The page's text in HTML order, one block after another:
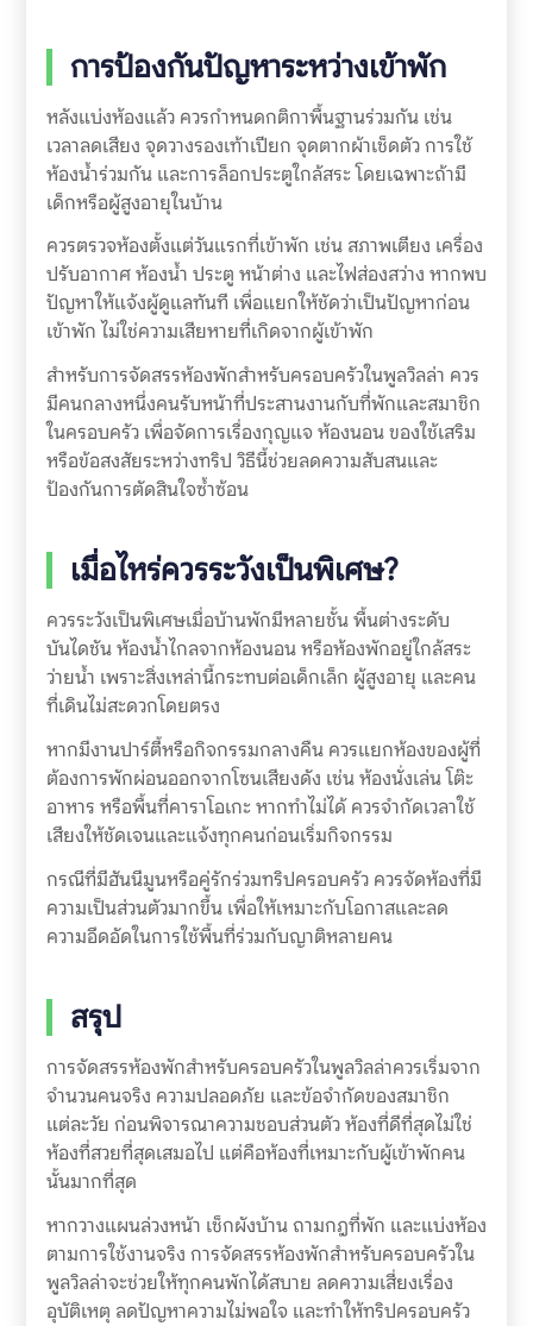
การป้องกันปัญหาระหว่างเข้าพัก
หลังแบ่งห้องแล้ว ควรกำหนดกติกาพื้นฐานร่วมกัน เช่น
เวลาลดเสียง จุดวางรองเท้าเปียก จุดตากผ้าเช็ดตัว การใช้
ห้องน้ำร่วมกัน และการล็อกประตูใกล้สระ โดยเฉพาะถ้ามี
เด็กหรือผู้สูงอายุในบ้าน
ควรตรวจห้องตั้งแต่วันแรกที่เข้าพัก เช่น สภาพเตียง เครื่อง
ปรับอากาศ ห้องน้ำ ประตู หน้าต่าง และไฟส่องสว่าง หากพบ
ปัญหาให้แจ้งผู้ดูแลทันที เพื่อแยกให้ชัดว่าเป็นปัญหาก่อน
เข้าพัก ไม่ใช่ความเสียหายที่เกิดจากผู้เข้าพัก
สำหรับการจัดสรรห้องพักสำหรับครอบครัวในพูลวิลล่า ควร
มีคนกลางหนึ่งคนรับหน้าที่ประสานงานกับที่พักและสมาชิก
ในครอบครัว เพื่อจัดการเรื่องกุญแจ ห้องนอน ของใช้เสริม
หรือข้อสงสัยระหว่างทริป วิธีนี้ช่วยลดความสับสนและ
ป้องกันการตัดสินใจซ้ำซ้อน
เมื่อไหร่ควรระวังเป็นพิเศษ?
ควรระวังเป็นพิเศษเมื่อบ้านพักมีหลายชั้น พื้นต่างระดับ
บันไดชัน ห้องน้ำไกลจากห้องนอน หรือห้องพักอยู่ใกล้สระ
ว่ายน้ำ เพราะสิ่งเหล่านี้กระทบต่อเด็กเล็ก ผู้สูงอายุ และคน
ที่เดินไม่สะดวกโดยตรง
หากมีงานปาร์ตี้หรือกิจกรรมกลางคืน ควรแยกห้องของผู้ที่
ต้องการพักผ่อนออกจากโซนเสียงดัง เช่น ห้องนั่งเล่น โต๊ะ
อาหาร หรือพื้นที่คาราโอเกะ หากทำไม่ได้ ควรจำกัดเวลาใช้
เสียงให้ชัดเจนและแจ้งทุกคนก่อนเริ่มกิจกรรม
กรณีที่มีฮันนีมูนหรือคู่รักร่วมทริปครอบครัว ควรจัดห้องที่มี
ความเป็นส่วนตัวมากขึ้น เพื่อให้เหมาะกับโอกาสและลด
ความอึดอัดในการใช้พื้นที่ร่วมกับญาติหลายคน
สรุป
การจัดสรรห้องพักสำหรับครอบครัวในพูลวิลล่าควรเริ่มจาก
จำนวนคนจริง ความปลอดภัย และข้อจำกัดของสมาชิก
แต่ละวัย ก่อนพิจารณาความชอบส่วนตัว ห้องที่ดีที่สุดไม่ใช่
ห้องที่สวยที่สุดเสมอไป แต่คือห้องที่เหมาะกับผู้เข้าพักคน
นั้นมากที่สุด
หากวางแผนล่วงหน้า เช็กผังบ้าน ถามกฎที่พัก และแบ่งห้อง
ตามการใช้งานจริง การจัดสรรห้องพักสำหรับครอบครัวใน
พูลวิลล่าจะช่วยให้ทุกคนพักได้สบาย ลดความเสี่ยงเรื่อง
อุบัติเหตุ ลดปัญหาความไม่พอใจ และทำให้ทริปครอบครัว